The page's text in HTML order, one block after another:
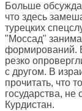
Больше
что здесь
турецких
"Моссад"
формирований.
резко
с другом. В
прочитать, что
государства, не
Курдистан.